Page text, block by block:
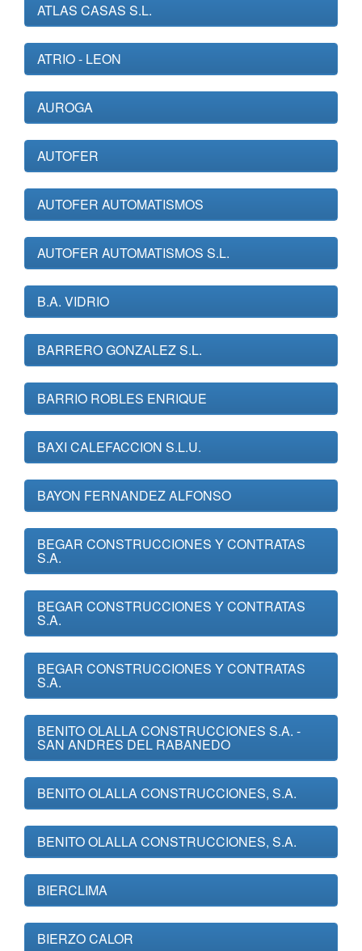
ATLAS CASAS S.L.
ATRIO - LEON
AUROGA
AUTOFER
AUTOFER AUTOMATISMOS
AUTOFER AUTOMATISMOS S.L.
B.A. VIDRIO
BARRERO GONZALEZ S.L.
BARRIO ROBLES ENRIQUE
BAXI CALEFACCION S.L.U.
BAYON FERNANDEZ ALFONSO
BEGAR CONSTRUCCIONES Y CONTRATAS
S.A.
BEGAR CONSTRUCCIONES Y CONTRATAS
S.A.
BEGAR CONSTRUCCIONES Y CONTRATAS
S.A.
BENITO OLALLA CONSTRUCCIONES S.A. -
SAN ANDRES DEL RABANEDO
BENITO OLALLA CONSTRUCCIONES, S.A.
BENITO OLALLA CONSTRUCCIONES, S.A.
BIERCLIMA
BIERZO CALOR